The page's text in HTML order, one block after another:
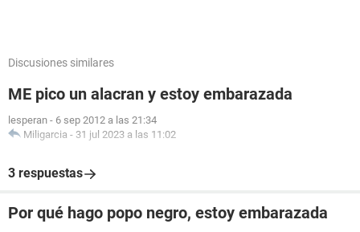
Discusiones similares
ME pico un alacran y estoy embarazada
lesperan - 6 sep 2012 a las 21:34
Miligarcia - 31 jul 2023 a las 11:02
3 respuestas
Por qué hago popo negro, estoy embarazada